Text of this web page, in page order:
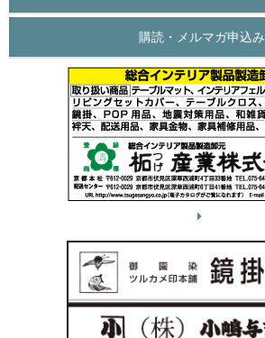
購読・メルマガ申込み